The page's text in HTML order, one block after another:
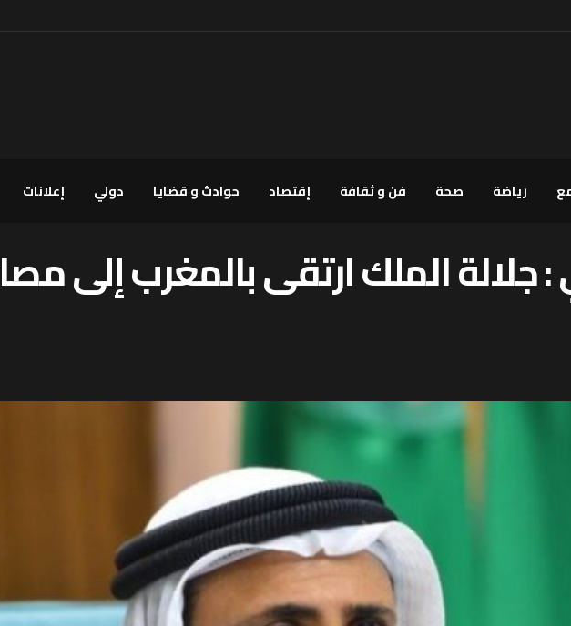
رياضة صحة فن و ثقافة إقتصاد حوادث و قضايا دولي إعلانات
: جلالة الملك ارتقى بالمغرب إلى